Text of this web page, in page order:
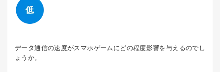
データ通信の速度がスマホゲームにどの程度影響を与えるのでし
ょうか。